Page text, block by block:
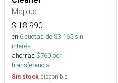
Maplus
$ 18.990
en 6cuotas de $3.165sin
interés
ahorras $760 por
transferencia.
Sin stock disponible